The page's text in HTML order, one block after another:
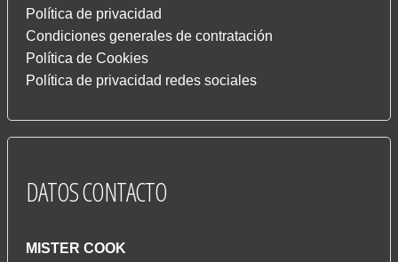
Política de privacidad
Condiciones generales de contratación
Política de Cookies
Política de privacidad redes sociales
DATOSCONTACTO
MISTER COOK